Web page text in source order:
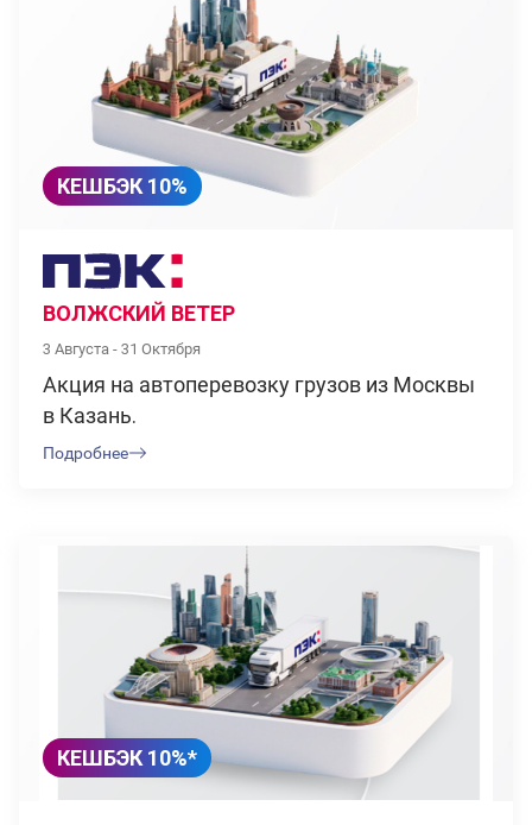
КЕШБЭК 10%
ВОЛЖСКИЙ ВЕТЕР
3 Августа - 31 Октября
Акция на автоперевозку грузов из Москвы
в Казань.
Подробнее
КЕШБЭК 10%*